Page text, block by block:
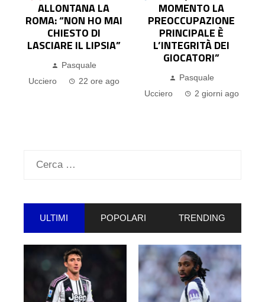
ALLONTANA LA
ROMA: “NON HO MAI
CHIESTO DI
LASCIARE IL LIPSIA”
Pasquale
Ucciero
22 ore ago
MOMENTO LA
PREOCCUPAZIONE
PRINCIPALE È
L’INTEGRITÀ DEI
GIOCATORI”
Pasquale
Ucciero
2 giorni ago
Ricerca
ULTIMI POPOLARI TRENDING